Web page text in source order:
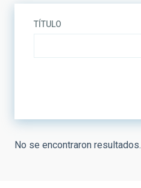
TÍTULO
No se encontraron resultados.